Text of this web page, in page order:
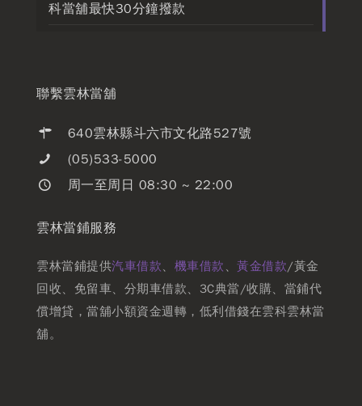
科當舖最快30分鐘撥款
聯繫雲林當舖
640雲林縣斗六市文化路527號
(05)533-5000
周一至周日 08:30 ~ 22:00
雲林當鋪服務
雲林當鋪提供汽車借款、 機車借款 、 黃金借款/黃金
回收、免留車、分期車借款、3C典當/收購、當鋪代
償增貸，當舖小額資金週轉，低利借錢在雲科雲林當
舖。